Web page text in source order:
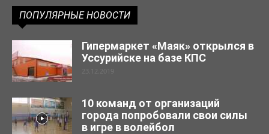
ПОПУЛЯРНЫЕ НОВОСТИ
Гипермаркет «Маяк» открылся в
Уссурийске на базе КПС
23.12.2019
10 команд от организаций
города попробовали свои силы
в игре в волейбол